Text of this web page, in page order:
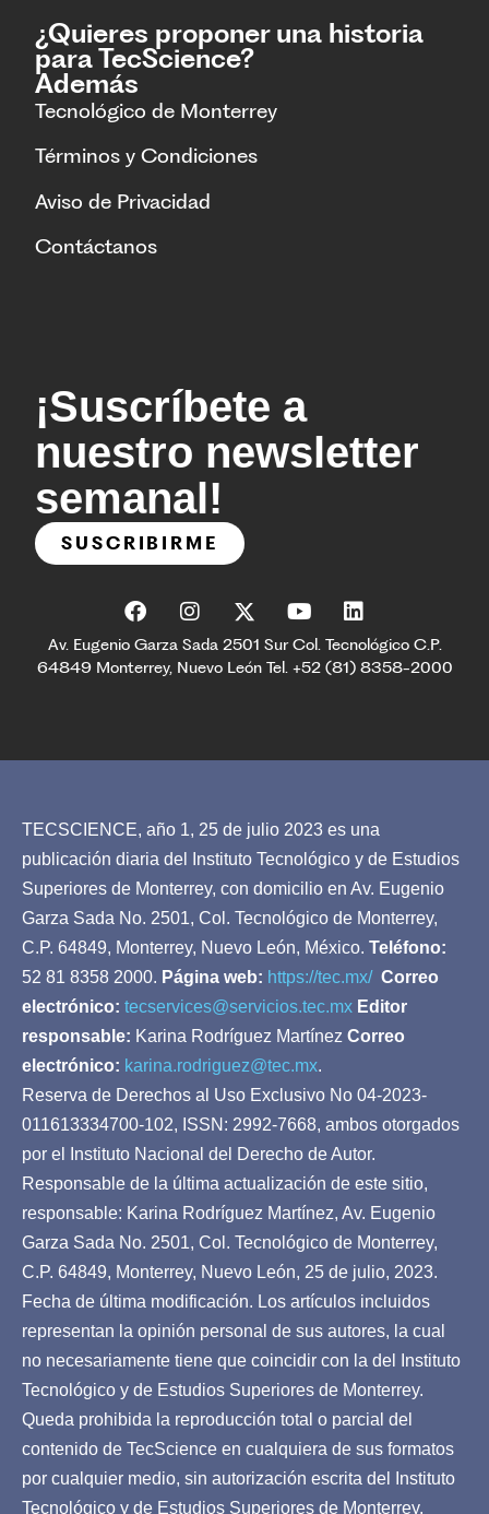
¿Quieres proponer una historia
para TecScience?
Además
Tecnológico de Monterrey
Términos y Condiciones
Aviso de Privacidad
Contáctanos
¡Suscríbete a
nuestro newsletter
semanal!
SUSCRIBIRME
Av. Eugenio Garza Sada 2501 Sur Col. Tecnológico C.P.
64849 Monterrey, Nuevo León Tel. +52 (81) 8358-2000
TECSCIENCE, año 1, 25 de julio 2023 es una
publicación diaria del Instituto Tecnológico y de Estudios
Superiores de Monterrey, con domicilio en Av. Eugenio
Garza Sada No. 2501, Col. Tecnológico de Monterrey,
C.P. 64849, Monterrey, Nuevo León, México. Teléfono:
52 81 8358 2000. Página web: https://tec.mx/ Correo
electrónico: tecservices@servicios.tec.mx Editor
responsable: Karina Rodríguez Martínez Correo
electrónico: karina.rodriguez@tec.mx.
Reserva de Derechos al Uso Exclusivo No 04-2023-
011613334700-102, ISSN: 2992-7668, ambos otorgados
por el Instituto Nacional del Derecho de Autor.
Responsable de la última actualización de este sitio,
responsable: Karina Rodríguez Martínez, Av. Eugenio
Garza Sada No. 2501, Col. Tecnológico de Monterrey,
C.P. 64849, Monterrey, Nuevo León, 25 de julio, 2023.
Fecha de última modificación. Los artículos incluidos
representan la opinión personal de sus autores, la cual
no necesariamente tiene que coincidir con la del Instituto
Tecnológico y de Estudios Superiores de Monterrey.
Queda prohibida la reproducción total o parcial del
contenido de TecScience en cualquiera de sus formatos
por cualquier medio, sin autorización escrita del Instituto
Tecnológico y de Estudios Superiores de Monterrey.